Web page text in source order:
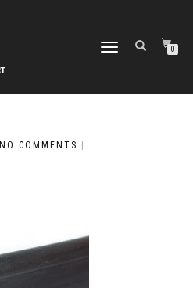
TOGGLE
0
NO COMMENTS